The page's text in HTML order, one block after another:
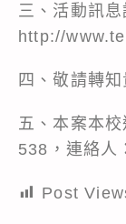
三、活動訊息
http://
四、敬請轉
五、本案本
538，連絡人
Post